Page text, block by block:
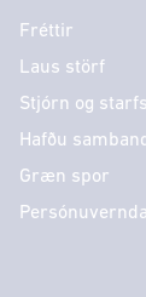
Fréttir
Laus störf
Stjórn og
Hafðu
Græn spor